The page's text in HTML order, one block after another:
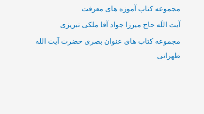
مجموعه کتاب آموزه های معرفت
آیت اللَه حاج میرزا جواد آقا ملکی تبریزی
مجموعه کتاب های عنوان بصری حضرت آیت الله
طهرانی